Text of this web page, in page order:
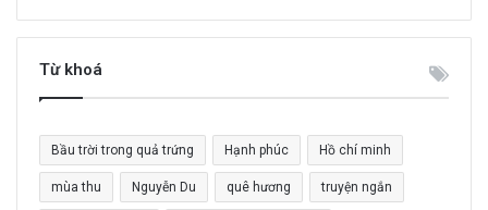
m
k
c
h
o
:
Từ khoá
Bầu trời trong quả trứng Hạnh phúc Hồ chí minh
mùa thu Nguyễn Du quê hương truyện ngắn